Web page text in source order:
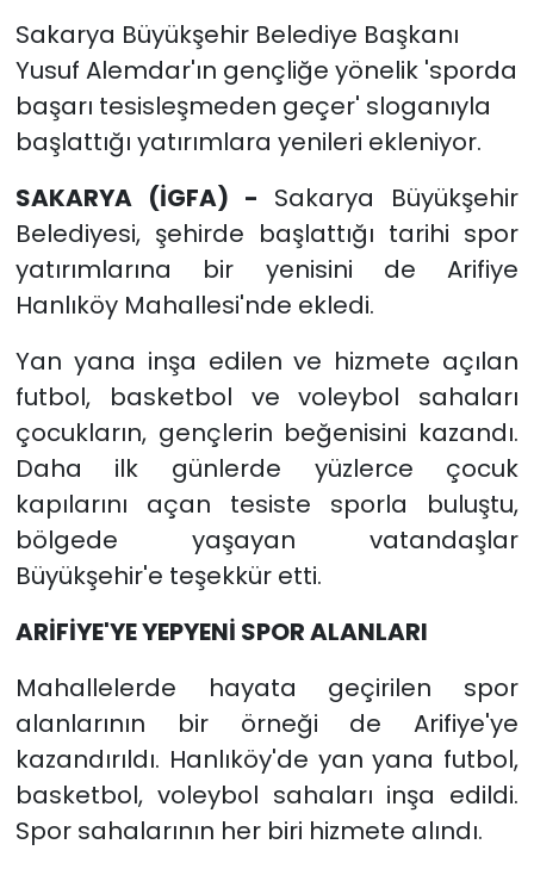
Sakarya Büyükşehir Belediye Başkanı
Yusuf Alemdar'ın gençliğe yönelik 'sporda
başarı tesisleşmeden geçer' sloganıyla
başlattığı yatırımlara yenileri ekleniyor.
SAKARYA (İGFA) - Sakarya Büyükşehir
Belediyesi, şehirde başlattığı tarihi spor
yatırımlarına bir yenisini de Arifiye
Hanlıköy Mahallesi'nde ekledi.
Yan yana inşa edilen ve hizmete açılan
futbol, basketbol ve voleybol sahaları
çocukların, gençlerin beğenisini kazandı.
Daha ilk günlerde yüzlerce çocuk
kapılarını açan tesiste sporla buluştu,
bölgede yaşayan vatandaşlar
Büyükşehir'e teşekkür etti.
ARİFİYE'YE YEPYENİ SPOR ALANLARI
Mahallelerde hayata geçirilen spor
alanlarının bir örneği de Arifiye'ye
kazandırıldı. Hanlıköy'de yan yana futbol,
basketbol, voleybol sahaları inşa edildi.
Spor sahalarının her biri hizmete alındı.